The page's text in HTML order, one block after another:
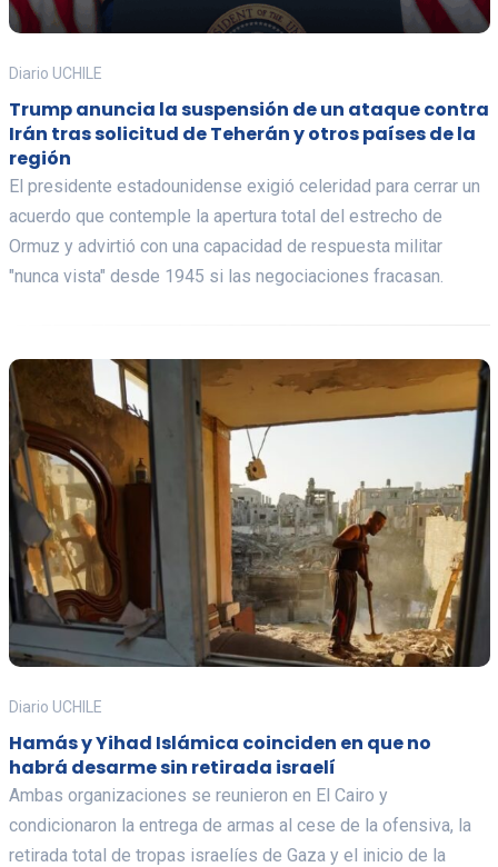
Diario UCHILE
Trump anuncia la suspensión de un ataque contra
Irán tras solicitud de Teherán y otros países de la
región
El presidente estadounidense exigió celeridad para cerrar un
acuerdo que contemple la apertura total del estrecho de
Ormuz y advirtió con una capacidad de respuesta militar
"nunca vista" desde 1945 si las negociaciones fracasan.
Diario UCHILE
Hamás y Yihad Islámica coinciden en que no
habrá desarme sin retirada israelí
Ambas organizaciones se reunieron en El Cairo y
condicionaron la entrega de armas al cese de la ofensiva, la
retirada total de tropas israelíes de Gaza y el inicio de la